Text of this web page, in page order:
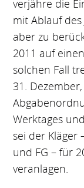
verjähre die
mit Ablauf des
aber zu
2011 auf
solchen Fall
31.
Werktages
sei der Kläger
und FG – für
veranlagen.